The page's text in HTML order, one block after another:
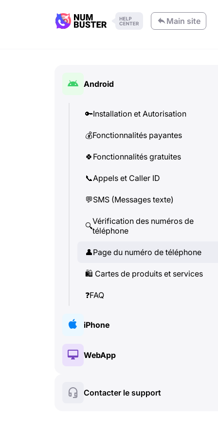
Main site
Android
🔑Installation et Autorisation
💰Fonctionnalités payantes
🍀 Fonctionnalités gratuites
📞Appels et Caller ID
💬SMS (Messages texte)
🔍Vérification des numéros de
téléphone
👤Page du numéro de téléphone
🛍 ️ Cartes de produits et services
❓FAQ
iPhone
🔑 Installation et Autorisation
🍀Fonctionnalités gratuites
WebApp
Contacter le support